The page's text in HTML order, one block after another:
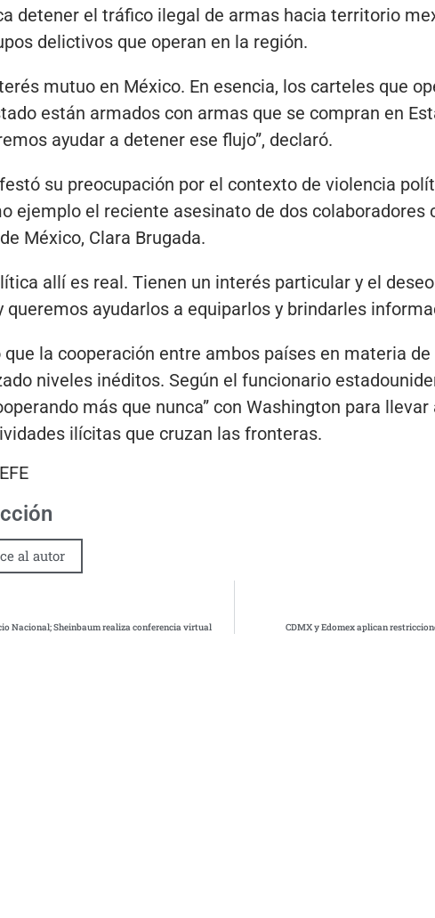
detener el tráfico ilegal de armas hacia territorio
delictivos que operan en la región.
mutuo en México. En esencia, los carteles que
están armados con armas que se compran en
ayudar a detener ese flujo”, declaró.
su preocupación por el contexto de violencia
ejemplo el reciente asesinato de dos colaboradores
México, Clara Brugada.
allí es real. Tienen un interés particular y el
queremos ayudarlos a equiparlos y brindarles
la cooperación entre ambos países en materia
niveles inéditos. Según el funcionario
más que nunca” con Washington para
ilícitas que cruzan las fronteras.
al autor
Nacional; Sheinbaum realiza conferencia virtual CDMX y Edomex aplican